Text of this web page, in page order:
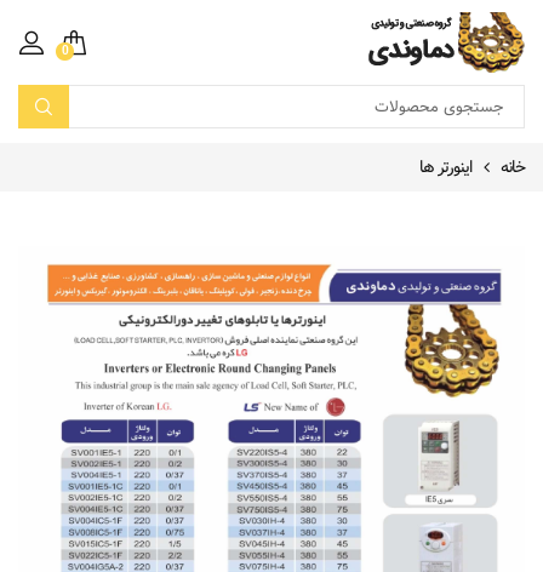
0
خانه اینورتر ها